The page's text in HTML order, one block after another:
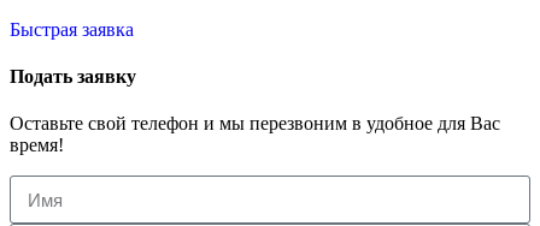
Быстрая заявка
Подать заявку
Оставьте свой телефон и мы перезвоним в удобное для Вас
время!